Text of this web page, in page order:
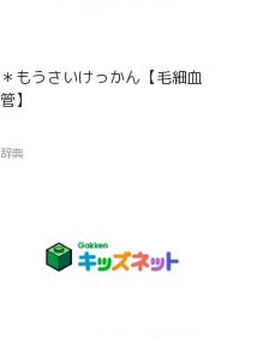
＊もうさいけっかん【毛細血
管】
辞典